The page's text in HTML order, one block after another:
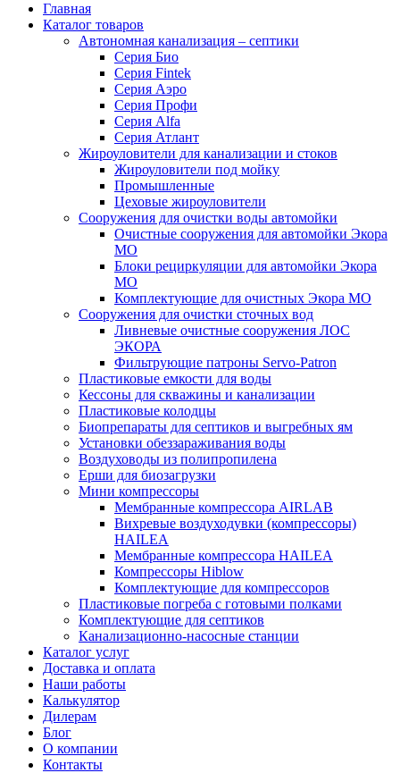
Главная
Каталог товаров
Автономная канализация – септики
Серия Био
Серия Fintek
Серия Аэро
Серия Профи
Серия Alfa
Серия Атлант
Жироуловители для канализации и стоков
Жироуловители под мойку
Промышленные
Цеховые жироуловители
Сооружения для очистки воды автомойки
Очистные сооружения для автомойки Экора
МО
Блоки рециркуляции для автомойки Экора
МО
Комплектующие для очистных Экора МО
Сооружения для очистки сточных вод
Ливневые очистные сооружения ЛОС
ЭКОРА
Фильтрующие патроны Servo-Patron
Пластиковые емкости для воды
Кессоны для скважины и канализации
Пластиковые колодцы
Биопрепараты для септиков и выгребных ям
Установки обеззараживания воды
Воздуховоды из полипропилена
Ерши для биозагрузки
Мини компрессоры
Мембранные компрессора AIRLAB
Вихревые воздуходувки (компрессоры)
HAILEA
Мембранные компрессора HAILEA
Компрессоры Hiblow
Комплектующие для компрессоров
Пластиковые погреба с готовыми полками
Комплектующие для септиков
Канализационно-насосные станции
Каталог услуг
Доставка и оплата
Наши работы
Калькулятор
Дилерам
Блог
О компании
Контакты